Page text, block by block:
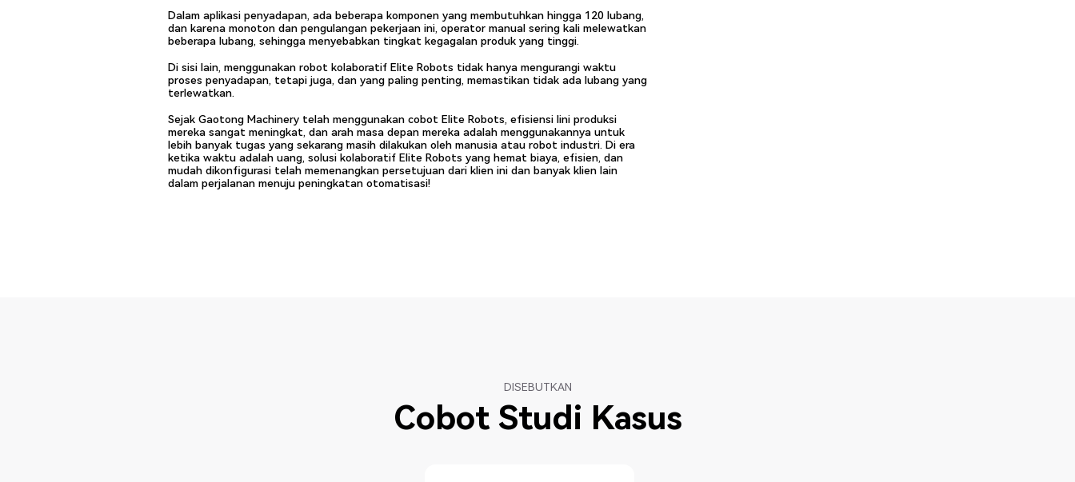
Dalam aplikasi penyadapan, ada beberapa komponen yang membutuhkan hingga 120 lubang,
dan karena monoton dan pengulangan pekerjaan ini, operator manual sering kali melewatkan
beberapa lubang, sehingga menyebabkan tingkat kegagalan produk yang tinggi.
Di sisi lain, menggunakan robot kolaboratif Elite Robots tidak hanya mengurangi waktu
proses penyadapan, tetapi juga, dan yang paling penting, memastikan tidak ada lubang yang
terlewatkan.
Sejak Gaotong Machinery telah menggunakan cobot Elite Robots, efisiensi lini produksi
mereka sangat meningkat, dan arah masa depan mereka adalah menggunakannya untuk
lebih banyak tugas yang sekarang masih dilakukan oleh manusia atau robot industri. Di era
ketika waktu adalah uang, solusi kolaboratif Elite Robots yang hemat biaya, efisien, dan
mudah dikonfigurasi telah memenangkan persetujuan dari klien ini dan banyak klien lain
dalam perjalanan menuju peningkatan otomatisasi!
DISEBUTKAN
Cobot Studi Kasus